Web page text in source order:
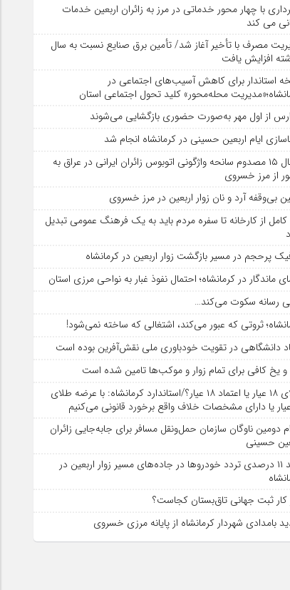
با چهار محور خدماتی در مرز به زائران اربعین خدمات
می کند
مصرف با تأخیر آغاز شد/ تأمین برق صنایع نسبت به سال
افزایش یافت
استاندار برای کاهش آسیب‌های اجتماعی در
محله‌محور» کلید تحول اجتماعی استان
از اول مهر به‌صورت حضوری بازگشایی می‌شوند
ایام اربعین حسینی در کرمانشاه انجام شد
انتقال ۱۵ مصدوم سانحه واژگونی اتوبوس زائران ایرانی در عراق به
از مرز خسروی
بی‌وقفه آرد و نان زوار اربعین در مرز خسروی
کامل از کارخانه تا سفره مردم باید به یک فرهنگ عمومی تبدیل
پرحجم در مسیر بازگشت زوار اربعین در کرمانشاه
ماندگار در کرمانشاه؛ احتمال نفوذ غبار به نواحی مرزی استان
رسانه سکوت می‌کند…
ثروتی که عبور می‌کند، اشتغالی که ساخته نمی‌شود!
دانشگاهی در تقویت خودباوری ملی نقش‌آفرین بوده است
یخ کافی برای تمام زوار و موکب‌ها تامین شده است
طلای ۱۸ عیار یا اعتماد ۱۸ عیار؟/استاندارد کرمانشاه: با عرضه طلای
یا دارای مشخصات خلاف واقع برخورد قانونی می‌کنیم
دومین ناوگان سازمان حمل‌ونقل مسافر برای جابه‌جایی زائران
حسینی
رشد ۱۱ درصدی تردد خودروها در جاده‌های مسیر زوار اربعین در
کار ثبت جهانی تاق‌بستان کجاست؟
بامدادی شهردار کرمانشاه از پایانه مرزی خسروی